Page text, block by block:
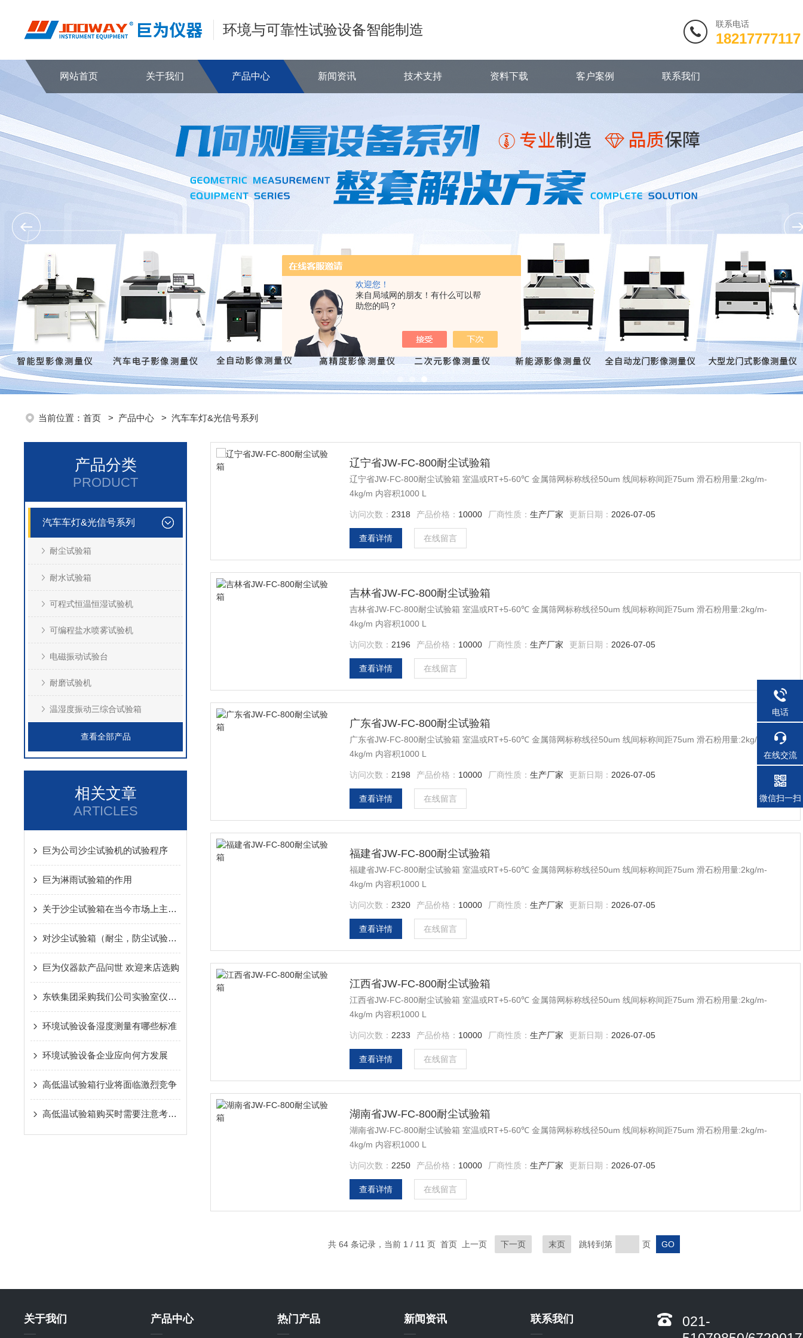
欢迎您！
来自局域网的朋友！有什么可以帮
助您的吗？
环境与可靠性试验设备智能制造 联系电话
18217777117
网站首页 关于我们 产品中心 新闻资讯 技术支持 资料下载 客户案例 联系我们
当前位置： 首页 > 产品中心 > 汽车车灯&光信号系列
产品分类
PRODUCT
汽车车灯&光信号系列
耐尘试验箱
耐水试验箱
可程式恒温恒湿试验机
可编程盐水喷雾试验机
电磁振动试验台
耐磨试验机
温湿度振动三综合试验箱
查看全部产品
相关文章
ARTICLES
巨为公司沙尘试验机的试验程序
巨为淋雨试验箱的作用
关于沙尘试验箱在当今市场上主要面临的问题有哪些？
对沙尘试验箱（耐尘，防尘试验箱）的展望
巨为仪器款产品问世 欢迎来店选购
东铁集团采购我们公司实验室仪器设备
环境试验设备湿度测量有哪些标准
环境试验设备企业应向何方发展
高低温试验箱行业将面临激烈竞争
高低温试验箱购买时需要注意考虑哪些？
辽宁省JW-FC-800耐尘试验箱
辽宁省JW-FC-800耐尘试验箱 室温或RT+5-60℃ 金属筛网标称线径50um 线间标称间距75um 滑石粉用量:2kg/m-
4kg/m 内容积1000 L
访问次数： 2318 产品价格： 10000 厂商性质： 生产厂家 更新日期： 2026-07-05
查看详情 在线留言
吉林省JW-FC-800耐尘试验箱
吉林省JW-FC-800耐尘试验箱 室温或RT+5-60℃ 金属筛网标称线径50um 线间标称间距75um 滑石粉用量:2kg/m-
4kg/m 内容积1000 L
访问次数： 2196 产品价格： 10000 厂商性质： 生产厂家 更新日期： 2026-07-05
查看详情 在线留言
广东省JW-FC-800耐尘试验箱
广东省JW-FC-800耐尘试验箱 室温或RT+5-60℃ 金属筛网标称线径50um 线间标称间距75um 滑石粉用量:2kg/m-
4kg/m 内容积1000 L
访问次数： 2198 产品价格： 10000 厂商性质： 生产厂家 更新日期： 2026-07-05
查看详情 在线留言
福建省JW-FC-800耐尘试验箱
福建省JW-FC-800耐尘试验箱 室温或RT+5-60℃ 金属筛网标称线径50um 线间标称间距75um 滑石粉用量:2kg/m-
4kg/m 内容积1000 L
访问次数： 2320 产品价格： 10000 厂商性质： 生产厂家 更新日期： 2026-07-05
查看详情 在线留言
江西省JW-FC-800耐尘试验箱
江西省JW-FC-800耐尘试验箱 室温或RT+5-60℃ 金属筛网标称线径50um 线间标称间距75um 滑石粉用量:2kg/m-
4kg/m 内容积1000 L
访问次数： 2233 产品价格： 10000 厂商性质： 生产厂家 更新日期： 2026-07-05
查看详情 在线留言
湖南省JW-FC-800耐尘试验箱
湖南省JW-FC-800耐尘试验箱 室温或RT+5-60℃ 金属筛网标称线径50um 线间标称间距75um 滑石粉用量:2kg/m-
4kg/m 内容积1000 L
访问次数： 2250 产品价格： 10000 厂商性质： 生产厂家 更新日期： 2026-07-05
查看详情 在线留言
共 64 条记录，当前 1 / 11 页 首页 上一页 下一页 末页 跳转到第 页
关于我们 产品中心 热门产品 新闻资讯 联系我们
021-
电话
在线交流
微信扫一扫